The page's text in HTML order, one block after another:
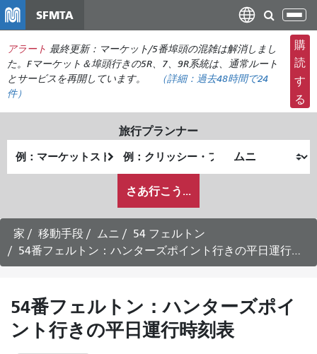
ン
コ
ン
ン
ツ
移
SFMTA
ナ
ビ
ゲ
ー
シ
ョ
の
切
り
え
アラート 最終更新：マーケット/5番埠頭の混雑は解消しまし
た。Fマーケット＆埠頭行きの5R、7、9R系統は、通常ルート
とサービスを再開しています。
（詳細： 過去48時間で24
件）
購
読
す
る
旅行プランナー
出
発
終
了
が
ど
の
よ
う
旅
し
た
さあ行こう...
家 移動手段 ムニ
54 フェルトン
54番フェルトン：ハンターズポイント行きの平日運行時刻表
54番フェルトン：ハンターズポイ
ント行きの平日運行時刻表